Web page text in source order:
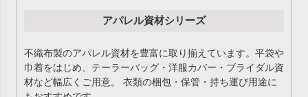
アパレル資材シリーズ
不織布製のアパレル資材を豊富に取り揃えています。平袋や
巾着をはじめ、テーラーバッグ・洋服カバー・ブライダル資
材など幅広くご用意。 衣類の梱包・保管・持ち運び用途に